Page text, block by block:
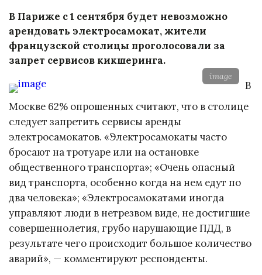
В Париже с 1 сентября будет невозможно
арендовать электросамокат, жители
французской столицы проголосовали за
запрет сервисов кикшеринга.
image
В
Москве 62% опрошенных считают, что в столице
следует запретить сервисы аренды
электросамокатов. «Электросамокаты часто
бросают на тротуаре или на остановке
общественного транспорта»; «Очень опасный
вид транспорта, особенно когда на нем едут по
два человека»; «Электросамокатами иногда
управляют люди в нетрезвом виде, не достигшие
совершеннолетия, грубо нарушающие ПДД, в
результате чего происходит большое количество
аварий», — комментируют респонденты.